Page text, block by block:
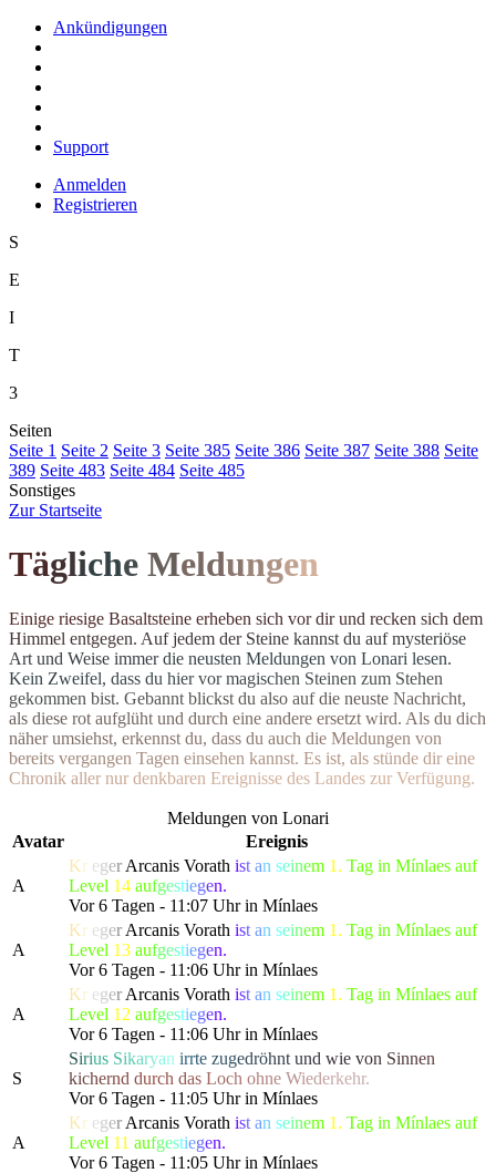
Ankündigungen
Support
Anmelden
Registrieren
S
E
I
T
3
Seiten
Seite 1 Seite 2 Seite 3 Seite 385 Seite 386 Seite 387 Seite 388 Seite
389 Seite 483 Seite 484 Seite 485
Sonstiges
Zur Startseite
Tägliche Meldungen
Einige riesige Basaltsteine erheben sich vor dir und recken sich dem
Himmel entgegen. Auf jedem der Steine kannst du auf mysteriöse
Art und Weise immer die neusten Meldungen von Lonari lesen.
Kein Zweifel, dass du hier vor magischen Steinen zum Stehen
gekommen bist. Gebannt blickst du also auf die neuste Nachricht,
als diese rot aufglüht und durch eine andere ersetzt wird. Als du dich
näher umsiehst, erkennst du, dass du auch die Meldungen von
bereits vergangen Tagen einsehen kannst. Es ist, als stünde dir eine
Chronik aller nur denkbaren Ereignisse des Landes zur Verfügung.
Meldungen von Lonari
Avatar
Ereignis
A
Kr eger Arcanis Vorath ist an seinem 1. Tag in Mínlaes auf
Level 14 aufgestiegen.
Vor 6 Tagen - 11:07 Uhr in Mínlaes
A
Kr eger Arcanis Vorath ist an seinem 1. Tag in Mínlaes auf
Level 13 aufgestiegen.
Vor 6 Tagen - 11:06 Uhr in Mínlaes
A
Kr eger Arcanis Vorath ist an seinem 1. Tag in Mínlaes auf
Level 12 aufgestiegen.
Vor 6 Tagen - 11:06 Uhr in Mínlaes
S
Sirius Sikaryan irrte zugedröhnt und wie von Sinnen
kichernd durch das Loch ohne Wiederkehr.
Vor 6 Tagen - 11:05 Uhr in Mínlaes
A
Kr eger Arcanis Vorath ist an seinem 1. Tag in Mínlaes auf
Level 11 aufgestiegen.
Vor 6 Tagen - 11:05 Uhr in Mínlaes